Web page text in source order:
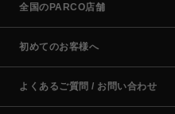
全国のPARCO店舗
初めてのお客様へ
よくあるご質問 / お問い合わせ